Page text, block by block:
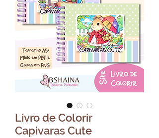
Livro de Colorir
Capivaras Cute